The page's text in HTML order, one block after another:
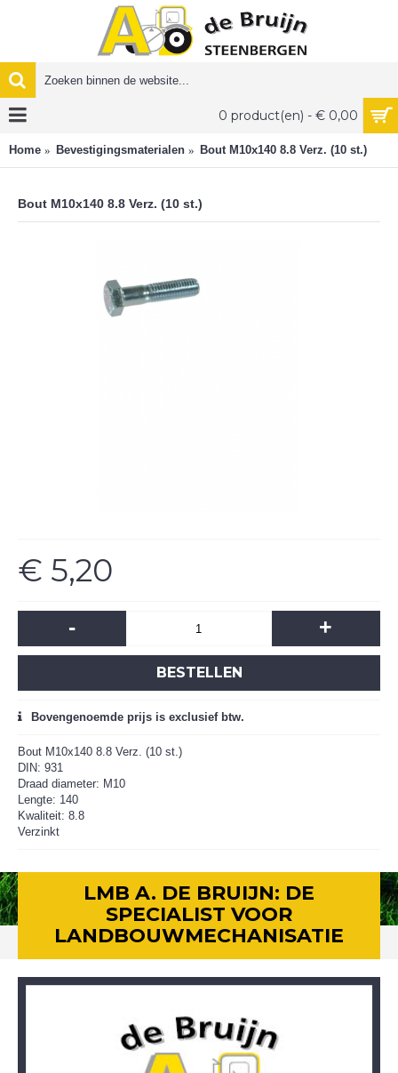
0 product(en) - € 0,00
Home Bevestigingsmaterialen Bout M10x140 8.8 Verz. (10 st.)
Bout M10x140 8.8 Verz. (10 st.)
€ 5,20
- +
BESTELLEN
Bovengenoemde prijs is exclusief btw.
Bout M10x140 8.8 Verz. (10 st.)
DIN: 931
Draad diameter: M10
Lengte: 140
Kwaliteit: 8.8
Verzinkt
LMB A. DE BRUIJN: DE
SPECIALIST VOOR
LANDBOUWMECHANISATIE